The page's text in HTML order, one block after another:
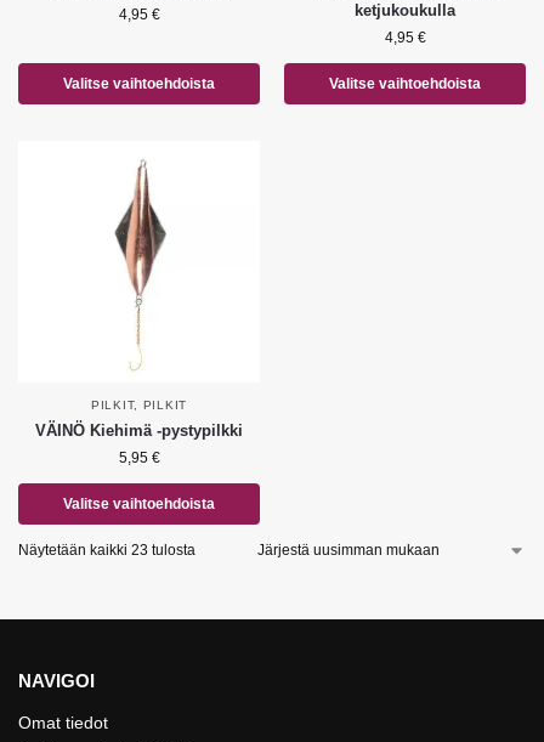
4,95 €
Valitse vaihtoehdoista
ketjukoukulla
4,95 €
Valitse vaihtoehdoista
PILKIT, PILKIT
VÄINÖ Kiehimä -pystypilkki
5,95 €
Valitse vaihtoehdoista
Näytetään kaikki 23 tulosta
NAVIGOI
Omat tiedot